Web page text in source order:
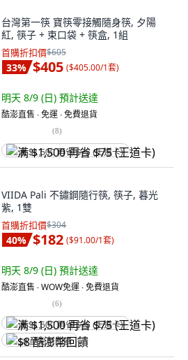
台灣第一筷 寶筷零接觸隨身筷, 夕陽
紅, 筷子 + 束口袋 + 筷盒, 1組
首購折扣價$605
33% $405 ($405.00/1套)
明天 8/9 (日) 預計送達
酷澎直售 ∙ 免運 ∙ 免費退貨
(8)
满 $1,500 再省 $75 (王道卡)
VIIDA Pali 不鏽鋼隨行筷, 筷子, 暮光
紫, 1雙
首購折扣價$304
40% $182 ($91.00/1套)
明天 8/9 (日) 預計送達
酷澎直售 ∙ WOW免運 ∙ 免費退貨
(6)
满 $1,500 再省 $75 (王道卡)
$8 酷澎幣回饋